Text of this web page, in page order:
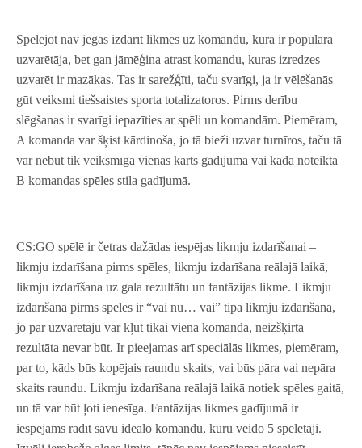
Spēlējot nav jēgas izdarīt likmes uz komandu, kura ir populāra
uzvarētāja, bet gan jāmēģina atrast komandu, kuras izredzes
uzvarēt ir mazākas. Tas ir sarežģīti, taču svarīgi, ja ir vēlēšanās
gūt veiksmi tiešsaistes sporta totalizatoros. Pirms derību
slēgšanas ir svarīgi iepazīties ar spēli un komandām. Piemēram,
A komanda var šķist kārdinoša, jo tā bieži uzvar turnīros, taču tā
var nebūt tik veiksmīga vienas kārts gadījumā vai kāda noteikta
B komandas spēles stila gadījumā.
CS:GO spēlē ir četras dažādas iespējas likmju izdarīšanai –
likmju izdarīšana pirms spēles, likmju izdarīšana reālajā laikā,
likmju izdarīšana uz gala rezultātu un fantāzijas likme. Likmju
izdarīšana pirms spēles ir “vai nu… vai” tipa likmju izdarīšana,
jo par uzvarētāju var kļūt tikai viena komanda, neizšķirta
rezultāta nevar būt. Ir pieejamas arī speciālās likmes, piemēram,
par to, kāds būs kopējais raundu skaits, vai būs pāra vai nepāra
skaits raundu. Likmju izdarīšana reālajā laikā notiek spēles gaitā,
un tā var būt ļoti ienesīga. Fantāzijas likmes gadījumā ir
iespējams radīt savu ideālo komandu, kuru veido 5 spēlētāji.